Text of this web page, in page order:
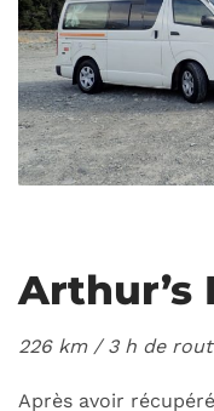
Arthur’s
226 km / 3 h de
Après avoir